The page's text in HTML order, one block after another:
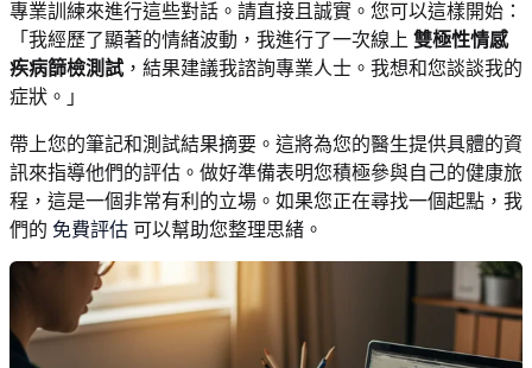
專業訓練來進行這些對話。請直接且誠實。您可以這樣開始：
「我經歷了顯著的情緒波動，我進行了一次線上 雙極性情感
疾病篩檢測試 ，結果建議我諮詢專業人士。我想和您談談我的
症狀。」
帶上您的筆記和測試結果摘要。這將為您的醫生提供具體的資
訊來指導他們的評估。做好準備表明您積極參與自己的健康旅
程，這是一個非常有利的立場。如果您正在尋找一個起點，我
們的 免費評估 可以幫助您整理思緒。